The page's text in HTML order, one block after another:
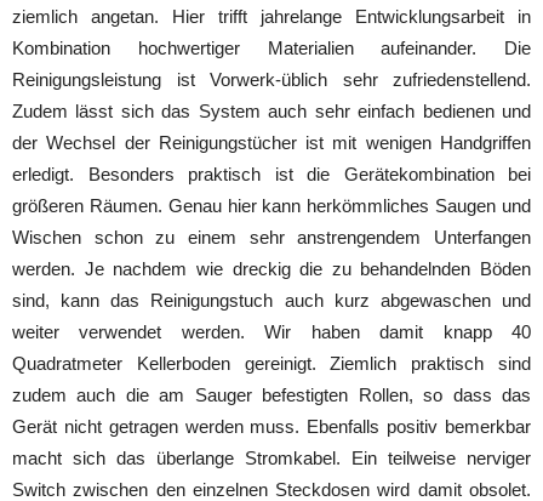
ziemlich angetan. Hier trifft jahrelange Entwicklungsarbeit in
Kombination hochwertiger Materialien aufeinander. Die
Reinigungsleistung ist Vorwerk-üblich sehr zufriedenstellend.
Zudem lässt sich das System auch sehr einfach bedienen und
der Wechsel der Reinigungstücher ist mit wenigen Handgriffen
erledigt. Besonders praktisch ist die Gerätekombination bei
größeren Räumen. Genau hier kann herkömmliches Saugen und
Wischen schon zu einem sehr anstrengendem Unterfangen
werden. Je nachdem wie dreckig die zu behandelnden Böden
sind, kann das Reinigungstuch auch kurz abgewaschen und
weiter verwendet werden. Wir haben damit knapp 40
Quadratmeter Kellerboden gereinigt. Ziemlich praktisch sind
zudem auch die am Sauger befestigten Rollen, so dass das
Gerät nicht getragen werden muss. Ebenfalls positiv bemerkbar
macht sich das überlange Stromkabel. Ein teilweise nerviger
Switch zwischen den einzelnen Steckdosen wird damit obsolet.